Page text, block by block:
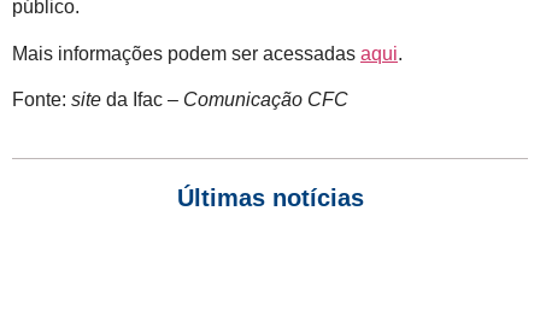
público.
Mais informações podem ser acessadas aqui.
Fonte: site da Ifac – Comunicação CFC
Últimas notícias